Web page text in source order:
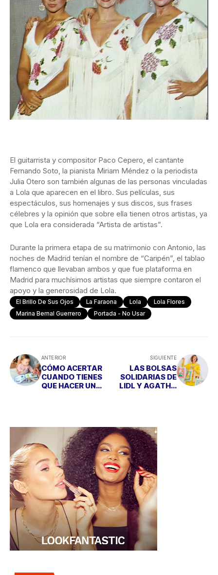
El guitarrista y compositor Paco Cepero, el cantante
Fernando Soto, la pianista Miriam Méndez o la periodista
Julia Otero son también algunas de las personas vinculadas
a Lola que aparecen en el libro. Sus películas, sus
espectáculos, sus homenajes y sus discos, sus frases
célebres y la opinión que sobre ella tienen otros artistas, ya
que Lola era considerada “Artista de artistas”.
Durante la primera etapa de su matrimonio con Antonio, las
noches de Madrid tenían el nombre de “Caripén”, el tablao
flamenco que llevaban ambos y que fue plataforma en
Madrid para muchísimos artistas que siempre contaron el
apoyo y la generosidad de Lola.
El Brillo De Sus Ojos La Faraona Lola
Lola Flores
Marina Bernal Guerrero
Portada - No Usar
ANTERIOR
CÓMO ACERTAR
CUANDO TIENES
QUE HACER UN
SIGUIENTE
LAS BOLSAS
SOLIDARIAS DE
LIDL Y AGATHA